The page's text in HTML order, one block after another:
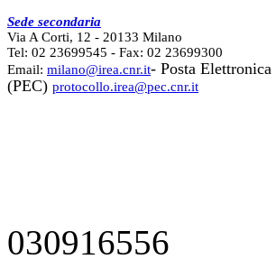
Sede secondaria
Via A Corti, 12 - 20133 Milano
Tel: 02 23699545 - Fax: 02 23699300
Email: milano@irea.cnr.it- Posta
(PEC) protocollo.irea@pec.cnr.it
030916556